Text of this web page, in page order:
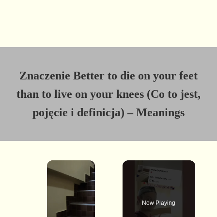
Znaczenie Better to die on your feet
than to live on your knees (Co to jest,
pojęcie i definicja) – Meanings
×
Now Playing